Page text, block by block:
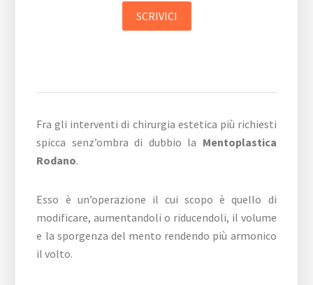
SCRIVICI
Fra gli interventi di chirurgia estetica più richiesti
spicca senz’ombra di dubbio la Mentoplastica
Rodano.
Esso è un’operazione il cui scopo è quello di
modificare, aumentandoli o riducendoli, il volume
e la sporgenza del mento rendendo più armonico
il volto.